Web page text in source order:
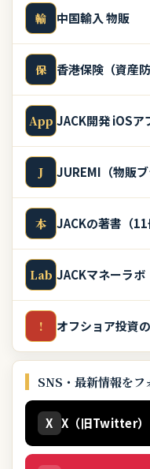
輸 中国輸入 物販
保 香港保険（資産防
App JACK開発 iOSア
J JUREMI（物販ブ
本 JACKの著書（11
Lab JACKマネーラボ
! オフショア投資
SNS・最新情報をフ
X X（旧Twitter）